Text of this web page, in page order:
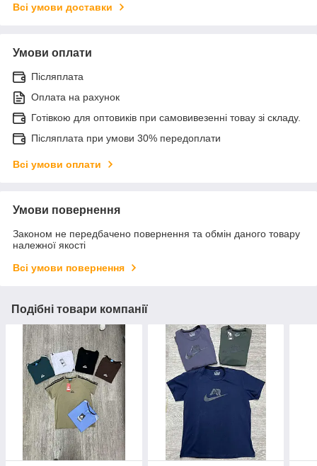
Всі умови доставки
Умови оплати
Післяплата
Оплата на рахунок
Готівкою для оптовиків при самовивезенні товау зі складу.
Післяплата при умови 30% передоплати
Всі умови оплати
Умови повернення
Законом не передбачено повернення та обмін даного товару
належної якості
Всі умови повернення
Подібні товари компанії